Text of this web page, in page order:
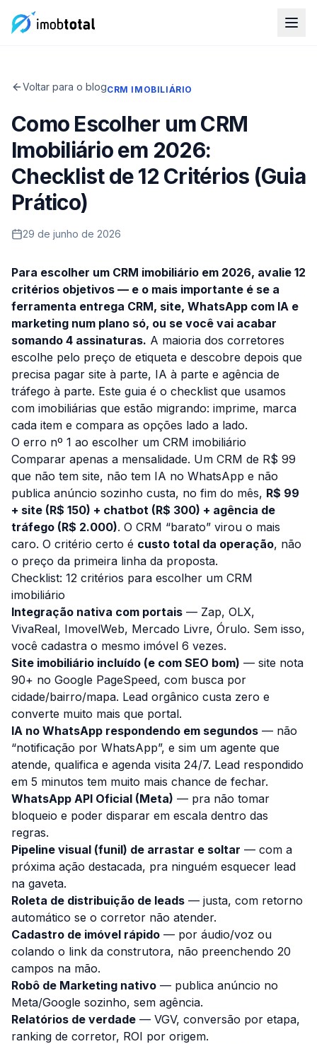
Voltar para o blogCRM IMOBILIÁRIO
Como Escolher um CRM
Imobiliário em 2026:
Checklist de 12 Critérios (Guia
Prático)
29 de junho de 2026
Para escolher um CRM imobiliário em 2026, avalie 12
critérios objetivos — e o mais importante é se a
ferramenta entrega CRM, site, WhatsApp com IA e
marketing num plano só, ou se você vai acabar
somando 4 assinaturas. A maioria dos corretores
escolhe pelo preço de etiqueta e descobre depois que
precisa pagar site à parte, IA à parte e agência de
tráfego à parte. Este guia é o checklist que usamos
com imobiliárias que estão migrando: imprime, marca
cada item e compara as opções lado a lado.
O erro nº 1 ao escolher um CRM imobiliário
Comparar apenas a mensalidade. Um CRM de R$ 99
que não tem site, não tem IA no WhatsApp e não
publica anúncio sozinho custa, no fim do mês, R$ 99
+ site (R$ 150) + chatbot (R$ 300) + agência de
tráfego (R$ 2.000). O CRM “barato” virou o mais
caro. O critério certo é custo total da operação, não
o preço da primeira linha da proposta.
Checklist: 12 critérios para escolher um CRM
imobiliário
Integração nativa com portais — Zap, OLX,
VivaReal, ImovelWeb, Mercado Livre, Órulo. Sem isso,
você cadastra o mesmo imóvel 6 vezes.
Site imobiliário incluído (e com SEO bom) — site nota
90+ no Google PageSpeed, com busca por
cidade/bairro/mapa. Lead orgânico custa zero e
converte muito mais que portal.
IA no WhatsApp respondendo em segundos — não
“notificação por WhatsApp”, e sim um agente que
atende, qualifica e agenda visita 24/7. Lead respondido
em 5 minutos tem muito mais chance de fechar.
WhatsApp API Oficial (Meta) — pra não tomar
bloqueio e poder disparar em escala dentro das
regras.
Pipeline visual (funil) de arrastar e soltar — com a
próxima ação destacada, pra ninguém esquecer lead
na gaveta.
Roleta de distribuição de leads — justa, com retorno
automático se o corretor não atender.
Cadastro de imóvel rápido — por áudio/voz ou
colando o link da construtora, não preenchendo 20
campos na mão.
Robô de Marketing nativo — publica anúncio no
Meta/Google sozinho, sem agência.
Relatórios de verdade — VGV, conversão por etapa,
ranking de corretor, ROI por origem.